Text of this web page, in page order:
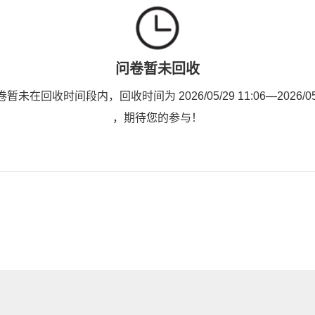
问卷暂未回收
暂未在回收时间段内，回收时间为 2026/05/29 11:06—2026/
，期待您的参与！